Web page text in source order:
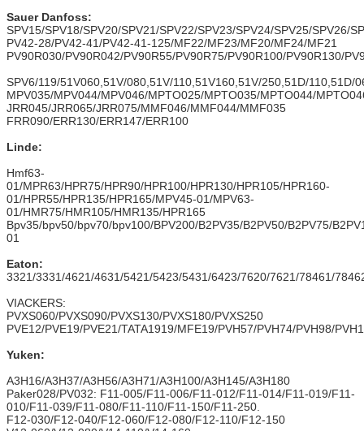
Sauer Danfoss:
SPV15/SPV18/SPV20/SPV21/SPV22/SPV23/SPV24/SPV25/SPV26/
PV42-28/PV42-41/PV42-41-125/MF22/MF23/MF20/MF24/MF21
PV90R030/PV90R042/PV90R55/PV90R75/PV90R100/PV90R130/
SPV6/119/51V060,51V/080,51V/110,51V160,51V/250,51D/
MPV035/MPV044/MPV046/MPTO025/MPTO035/MPTO044/
JRR045/JRR065/JRR075/MMF046/MMF044/MMF035
FRR090/ERR130/ERR147/ERR100
Linde:
Hmf63-
01/MPR63/HPR75/HPR90/HPR100/HPR130/HPR105/HPR160-
01/HPR55/HPR135/HPR165/MPV45-01/MPV63-
01/HMR75/HMR105/HMR135/HPR165
Bpv35/bpv50/bpv70/bpv100/BPV200/B2PV35/B2PV50/B2PV75/
01
Eaton:
3321/3331/4621/4631/5421/5423/5431/6423/7620/7621/78461/
VIACKERS:
PVXS060/PVXS090/PVXS130/PVXS180/PVXS250
PVE12/PVE19/PVE21/TATA1919/MFE19/PVH57/PVH74/PVH98/
Yuken:
A3H16/A3H37/A3H56/A3H71/A3H100/A3H145/A3H180
Paker028/PV032: F11-005/F11-006/F11-012/F11-014/F11-019/F11-
010/F11-039/F11-080/F11-110/F11-150/F11-250.
F12-030/F12-040/F12-060/F12-080/F12-110/F12-150